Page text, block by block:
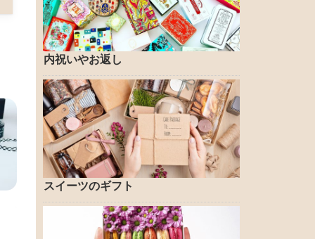
内祝いやお返し
スイーツのギフト